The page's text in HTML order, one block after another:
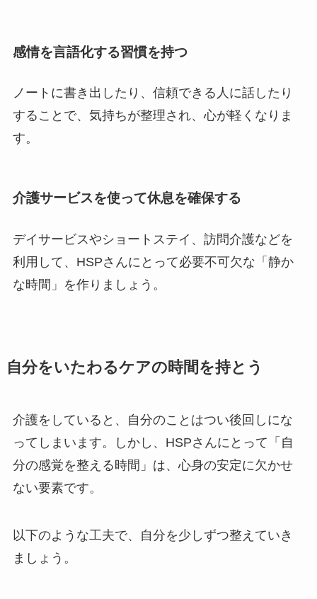
感情を言語化する習慣を持つ
ノートに書き出したり、信頼できる人に話したり
することで、気持ちが整理され、心が軽くなりま
す。
介護サービスを使って休息を確保する
デイサービスやショートステイ、訪問介護などを
利用して、HSPさんにとって必要不可欠な「静か
な時間」を作りましょう。
自分をいたわるケアの時間を持とう
介護をしていると、自分のことはつい後回しにな
ってしまいます。しかし、HSPさんにとって「自
分の感覚を整える時間」は、心身の安定に欠かせ
ない要素です。
以下のような工夫で、自分を少しずつ整えていき
ましょう。